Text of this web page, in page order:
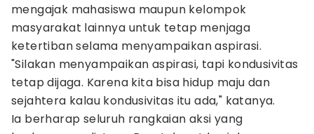
mengajak mahasiswa maupun kelompok
masyarakat lainnya untuk tetap menjaga
ketertiban selama menyampaikan aspirasi.
"Silakan menyampaikan aspirasi, tapi kondusivitas
tetap dijaga. Karena kita bisa hidup maju dan
sejahtera kalau kondusivitas itu ada," katanya.
Ia berharap seluruh rangkaian aksi yang